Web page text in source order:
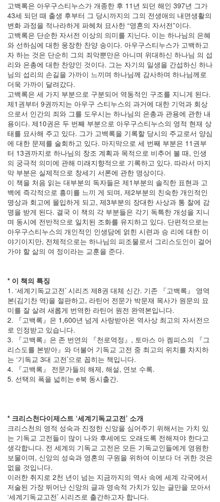
고백록은 아우구스티누스가 개종한 후 11년 되던 해인 397년 그가
43세 되던 때 출생 후부터 그 당시까지의 그의 전생애의 내면생활의
변화 과정을 적나라하게 파헤쳐 묘사한 “영혼의 자서전”이다.
고백록은 단순한 자서전 이상의 의미를 지닌다. 이는 하나님의 은혜
와 선하심에 대한 웅장한 찬양 송이다. 아우구스티누스가 고백하고
자 하는 것은 단순히 그의 죄악뿐만은 아니며 위대하신 하나님 의 섭
리와 은총에 대한 찬양인 것이다. 그는 자기의 일생을 간섭하신 하나
님의 섭리의 손길을 가까이 느끼며 하나님께 감사하며 하나님께로
더욱 가까이 달려갔다.
고백록은 세 가지 부분으로 구분되어 역동적인 구조를 지니게 된다.
제1권부터 9권까지는 아우구 스티누스의 과거에 대한 기억과 회상
으로서 인간의 죄와 그를 도우시는 하나님의 은총과 관용에 관한 내
용이다. 제10권은 두 번째 부분으로 아우구스티누스의 영적 현재 상
태를 묘사해 주고 있다. 그가 고백록을 기록할 당시의 주교로서 양심
에 대한 문제를 술회하고 있다. 마지막으로 세 번째 부분은 11권부
터 13권까지로 하나님의 창조 계획과 목적으로 비추어 볼 때, 인생
의 궁극적 의미에 관해 미래지향적으로 기록하고 있다. 따라서 마지
막 부분은 실제적으로 창세기 서론에 관한 명상이다.
이 책을 처음 읽는 대부분의 독자들은 제1부분의 솔직한 표현과 고
백에 즉각적으로 흥미를 느끼 게 되며, 제2부분의 친숙한 개인적인
명상과 회고에 몰입하게 되고, 제3부분의 장대한 사상과 통 찰에 감
명을 받게 된다. 결국 이 책의 각 부분들은 각기 독특한 개성을 지니
며 동시에 전반적으로 일치된 조화를 유지하고 있다. 단편적으로는
아우구스티누스의 개인적인 인생담에 얽힌 시련과 승 리에 대한 이
야기이지만, 전체적으로는 하나님의 피조물로서 그리스도인이 걸어
가야 할 삶의 여 정이라는 교훈을 준다.
* 이 책의 특징
1. ‘세계기독교고전’ 시리즈 제8권 대체 신간. 기존 『고백록』 영역
본(김기찬 역)을 절판하고, 라틴어 전문가 박문재 목사가 원문의 묘
미를 잘 살려 새롭게 번역한 라틴어 원전 완역본입니다.
2. 『고백록』은 1,600년 넘게 사랑받아온 역사상 최고의 자서전으
로 인정받고 있습니다.
3. 『고백록』은 존 번연의 『천로역정』, 토마스 아 켐피스의 『그
리스도를 본받아』와 더불어 기독교 고전 중 최고의 위치를 차지하
는 ‘기독교 3대 고전’으로 꼽히는 책입니다.
4. 『고백록』 전문가들의 해제, 해설, 연보 수록.
5. 선택의 폭을 넓히는 e북 동시출간.
* 크리스천다이제스트 ‘세계기독교고전’ 소개
크리스천의 영적 성숙과 진정한 신앙을 심어주기 위해서는 가치 있
는 기독교 고전들이 많이 나와 후세에도 오래도록 전해져야 한다고
생각합니다. 전 세계의 기독교 고전은 모든 기독교인들에게 영원한
보물이며, 신앙의 성숙과 영혼의 구원을 위하여 이보다 더 귀한 것은
없을 것입니다.
이러한 취지로 2천 년이 넘는 지금까지의 역사 속에 세계 각국에서
저술된 가장 뛰어난 신앙의 글과 영속적 가치가 있는 글만을 모아서
‘세계기독교고전’ 시리즈로 출간하고자 합니다.